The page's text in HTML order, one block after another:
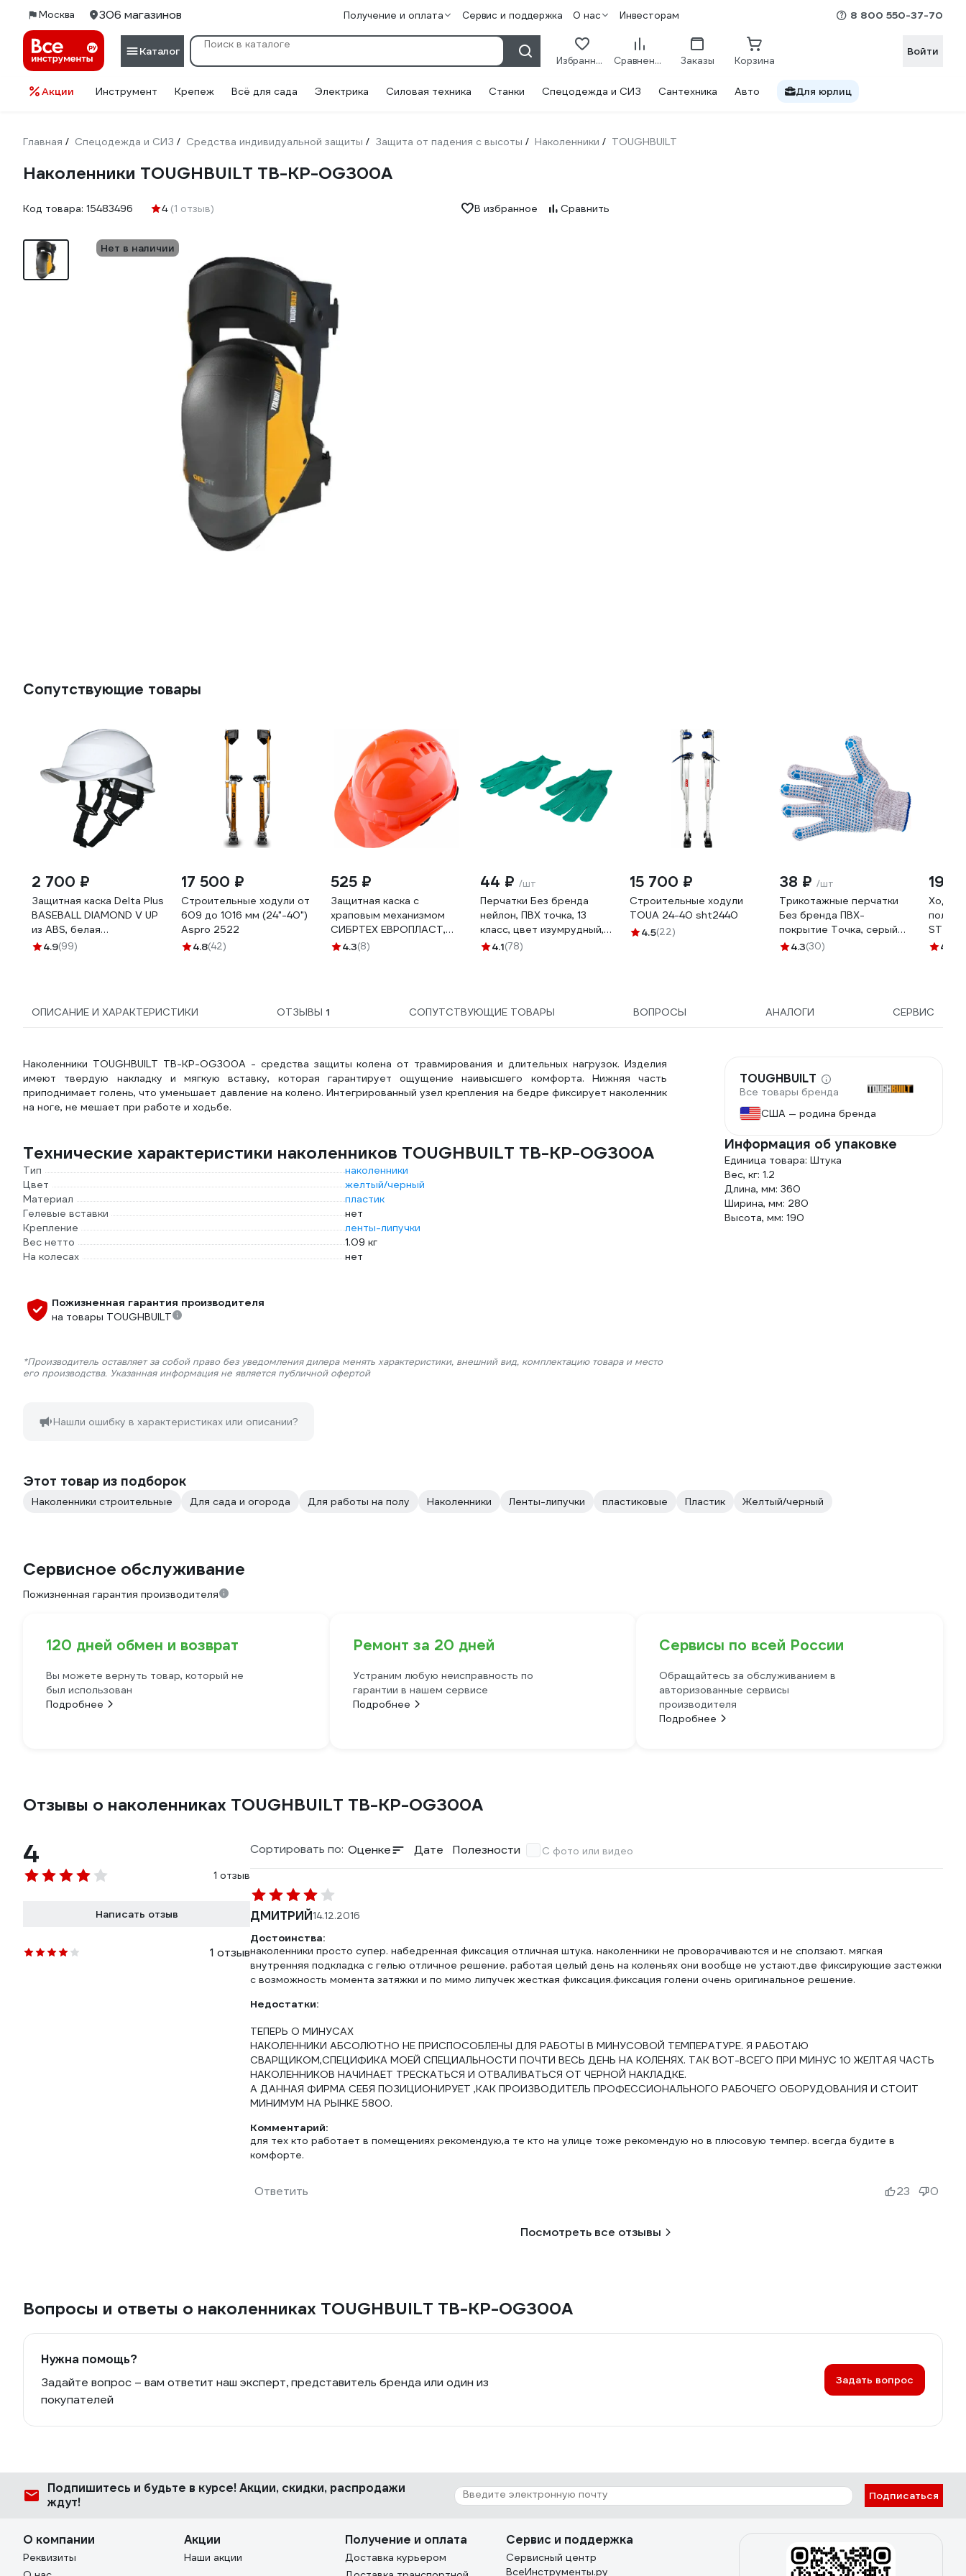
Москва 306 магазинов Получение и оплата Сервис и поддержка О нас Инвесторам 8 800 550-37-70
Каталог
Избранное Сравнение Заказы Корзина
Войти
Акции Инструмент Крепеж Всё для сада Электрика Силовая техника Станки Спецодежда и СИЗ Сантехника Авто Для юрлиц
Главная / Спецодежда и СИЗ / Средства индивидуальной защиты / Защита от падения с высоты / Наколенники / TOUGHBUILT
Наколенники TOUGHBUILT TB-KP-OG300A
Код товара: 15483496 4 (1 отзыв) В избранное Сравнить
Нет в наличии
Сопутствующие товары
2 700 ₽
Защитная каска Delta Plus
BASEBALL DIAMOND V UP
из ABS, белая
DIAM5UPBCFLBS
4.9(99)
17 500 ₽
Строительные ходули от
609 до 1016 мм (24"-40")
Aspro 2522
4.8(42)
525 ₽
Защитная каска с
храповым механизмом
СИБРТЕХ ЕВРОПЛАСТ,
оранжевая 89108
4.3(8)
44 ₽ /шт
Перчатки Без бренда
нейлон, ПВХ точка, 13
класс, цвет изумрудный, L
67828
4.1(78)
15 700 ₽
Строительные ходули
TOUA 24-40 sht2440
4.5(22)
38 ₽ /шт
Трикотажные перчатки
Без бренда ПВХ-
покрытие Точка, серый
меланж, 10 класс 67815
4.3(30)
19
4.7
ОПИСАНИЕ И ХАРАКТЕРИСТИКИ ОТЗЫВЫ 1 СОПУТСТВУЮЩИЕ ТОВАРЫ ВОПРОСЫ АНАЛОГИ СЕРВИС
Наколенники TOUGHBUILT TB-KP-OG300A - средства защиты колена от травмирования и длительных нагрузок. Изделия
имеют твердую накладку и мягкую вставку, которая гарантирует ощущение наивысшего комфорта. Нижняя часть
приподнимает голень, что уменьшает давление на колено. Интегрированный узел крепления на бедре фиксирует наколенник
на ноге, не мешает при работе и ходьбе.
Технические характеристики наколенников TOUGHBUILT TB-KP-OG300A
Тип
наколенники
Цвет
желтый/черный
Материал
пластик
Гелевые вставки
нет
Крепление
ленты-липучки
Вес нетто
1.09 кг
На колесах
нет
Пожизненная гарантия производителя
на товары TOUGHBUILT
*Производитель оставляет за собой право без уведомления дилера менять характеристики, внешний вид, комплектацию товара и место
его производства. Указанная информация не является публичной офертой
Нашли ошибку в характеристиках или описании?
TOUGHBUILT
Все товары бренда
США — родина бренда
Информация об упаковке
Единица товара: Штука
Вес, кг: 1.2
Длина, мм: 360
Ширина, мм: 280
Высота, мм: 190
Этот товар из подборок
Наколенники строительные Для сада и огорода Для работы на полу Наколенники Ленты-липучки пластиковые Пластик Желтый/черный
Сервисное обслуживание
Пожизненная гарантия производителя
120 дней обмен и возврат
Вы можете вернуть товар, который не
был использован
Подробнее
Ремонт за 20 дней
Устраним любую неисправность по
гарантии в нашем сервисе
Подробнее
Сервисы по всей России
Обращайтесь за обслуживанием в
авторизованные сервисы
производителя
Подробнее
Отзывы о наколенниках TOUGHBUILT TB-KP-OG300A
4
1 отзыв
Написать отзыв
1 отзыв
Сортировать по: Оценке Дате Полезности С фото или видео
ДМИТРИЙ14.12.2016
Достоинства:
наколенники просто супер. набедренная фиксация отличная штука. наколенники не проворачиваются и не сползают. мягкая
внутренняя подкладка с гелью отличное решение. работая целый день на коленьях они вообще не устают.две фиксирующие застежки
Недостатки:
ТЕПЕРЬ О МИНУСАХ
НАКОЛЕННИКИ АБСОЛЮТНО НЕ ПРИСПОСОБЛЕНЫ ДЛЯ РАБОТЫ В МИНУСОВОЙ ТЕМПЕРАТУРЕ. Я РАБОТАЮ
СВАРЩИКОМ,СПЕЦИФИКА МОЕЙ СПЕЦИАЛЬНОСТИ ПОЧТИ ВЕСЬ ДЕНЬ НА КОЛЕНЯХ. ТАК ВОТ-ВСЕГО ПРИ МИНУС 10 ЖЕЛТАЯ ЧАСТЬ
НАКОЛЕННИКОВ НАЧИНАЕТ ТРЕСКАТЬСЯ И ОТВАЛИВАТЬСЯ ОТ ЧЕРНОЙ НАКЛАДКЕ.
А ДАННАЯ ФИРМА СЕБЯ ПОЗИЦИОНИРУЕТ ,КАК ПРОИЗВОДИТЕЛЬ ПРОФЕССИОНАЛЬНОГО РАБОЧЕГО ОБОРУДОВАНИЯ И СТОИТ
МИНИМУМ НА РЫНКЕ 5800.
Комментарий:
для тех кто работает в помещениях рекомендую,а те кто на улице тоже рекомендую но в плюсовую темпер. всегда будите в
комфорте.
Ответить 23 0
Посмотреть все отзывы
Вопросы и ответы о наколенниках TOUGHBUILT TB-KP-OG300A
Нужна помощь?
Задайте вопрос – вам ответит наш эксперт, представитель бренда или один из
покупателей
Задать вопрос
Подпишитесь и будьте в курсе! Акции, скидки, распродажи
ждут!
Подписаться
О компании
Реквизиты
Акции
Наши акции
Получение и оплата
Доставка курьером
Сервис и поддержка
Сервисный центр
ВсеИнструменты.ру